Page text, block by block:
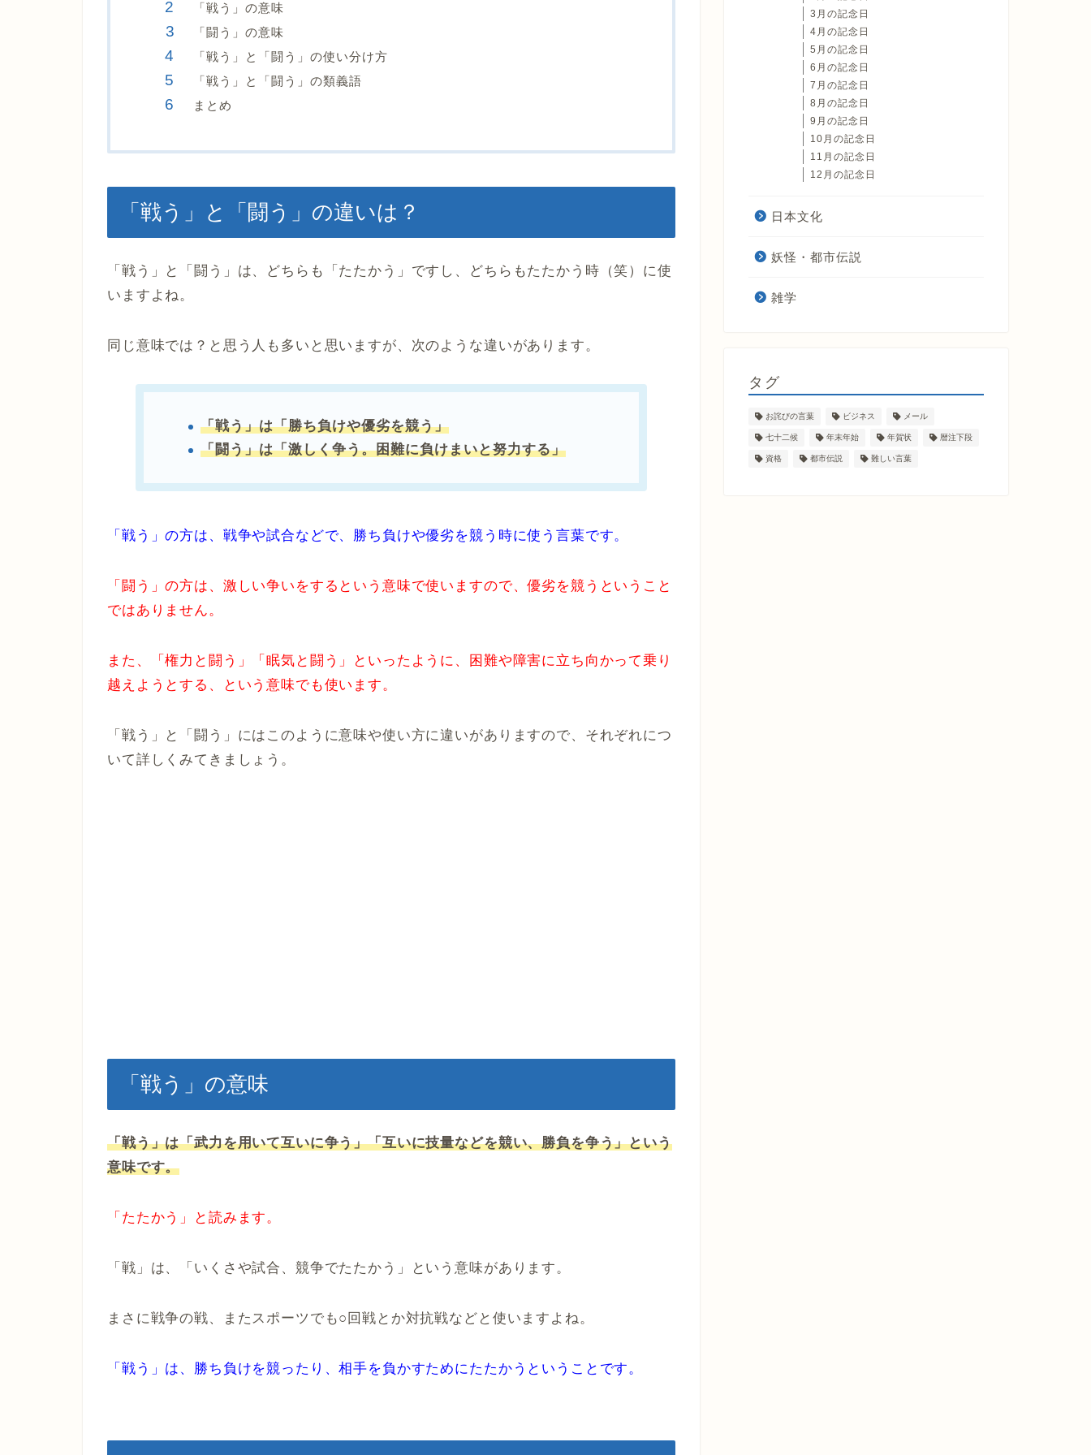
「戦う」の意味
「闘う」の意味
「戦う」と「闘う」の使い分け方
「戦う」と「闘う」の類義語
まとめ
「戦う」と「闘う」の違いは？
「戦う」と「闘う」は、どちらも「たたかう」ですし、どちらもたたかう時（笑）に使
いますよね。
同じ意味では？と思う人も多いと思いますが、次のような違いがあります。
「戦う」は「勝ち負けや優劣を競う」
「闘う」は「激しく争う。困難に負けまいと努力する」
「戦う」の方は、戦争や試合などで、勝ち負けや優劣を競う時に使う言葉です。
「闘う」の方は、激しい争いをするという意味で使いますので、優劣を競うということ
ではありません。
また、「権力と闘う」「眠気と闘う」といったように、困難や障害に立ち向かって乗り
越えようとする、という意味でも使います。
「戦う」と「闘う」にはこのように意味や使い方に違いがありますので、それぞれにつ
いて詳しくみてきましょう。
「戦う」の意味
「戦う」は「武力を用いて互いに争う」「互いに技量などを競い、勝負を争う」という
意味です。
「たたかう」と読みます。
「戦」は、「いくさや試合、競争でたたかう」という意味があります。
まさに戦争の戦、またスポーツでも○回戦とか対抗戦などと使いますよね。
「戦う」は、勝ち負けを競ったり、相手を負かすためにたたかうということです。
3月の記念日
4月の記念日
5月の記念日
6月の記念日
7月の記念日
8月の記念日
9月の記念日
10月の記念日
11月の記念日
12月の記念日
日本文化
妖怪・都市伝説
雑学
タグ
お詫びの言葉 ビジネス メール
七十二候 年末年始 年賀状 暦注下段
資格 都市伝説 難しい言葉